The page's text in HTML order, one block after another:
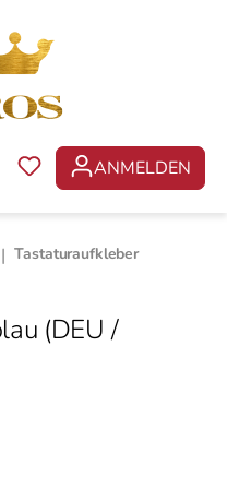
DU HAST 0
ANMELDEN
| Tastaturaufkleber
(DEU /